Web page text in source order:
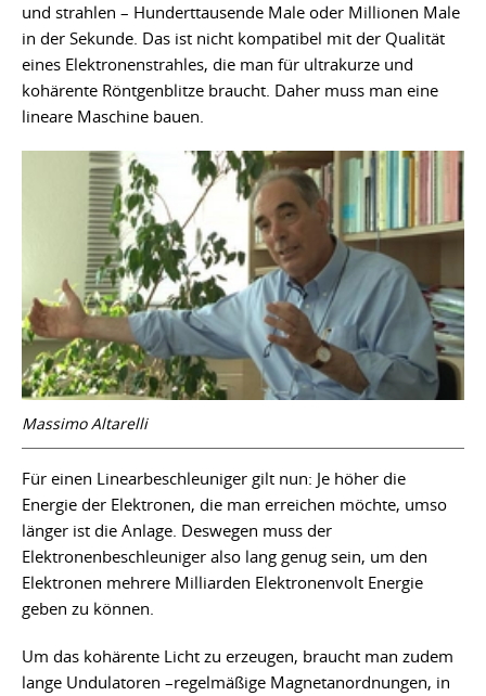
und strahlen – Hunderttausende Male oder Millionen Male
in der Sekunde. Das ist nicht kompatibel mit der Qualität
eines Elektronenstrahles, die man für ultrakurze und
kohärente Röntgenblitze braucht. Daher muss man eine
lineare Maschine bauen.
Massimo Altarelli
Für einen Linearbeschleuniger gilt nun: Je höher die
Energie der Elektronen, die man erreichen möchte, umso
länger ist die Anlage. Deswegen muss der
Elektronenbeschleuniger also lang genug sein, um den
Elektronen mehrere Milliarden Elektronenvolt Energie
geben zu können.
Um das kohärente Licht zu erzeugen, braucht man zudem
lange Undulatoren –regelmäßige Magnetanordnungen, in